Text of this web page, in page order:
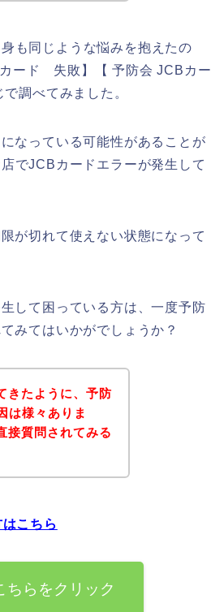
も同じような悩みを抱えたの
ード 失敗】【 予防会 JCBカー
調べてみました。
なっている可能性があることが
でJCBカードエラーが発生して
が切れて使えない状態になって
して困っている方は、一度予防
みてはいかがでしょうか？
きたように、予防
は様々ありま
接質問されてみる
こちら
ちらをクリック